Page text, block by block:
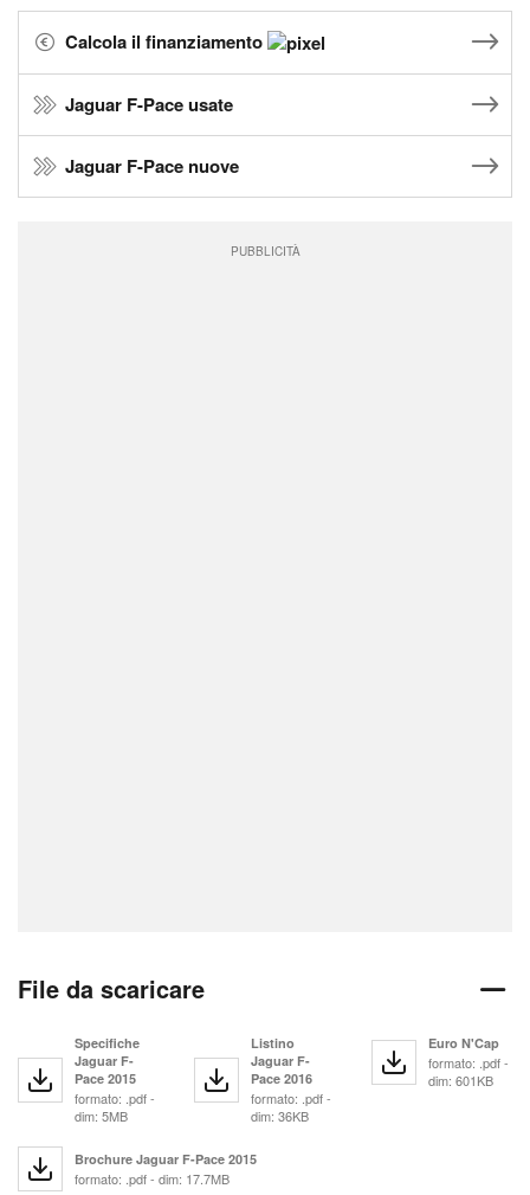
Calcola il finanziamento
Jaguar F-Pace usate
Jaguar F-Pace nuove
PUBBLICITÀ
File da scaricare
Specifiche
Jaguar F-
Pace 2015
formato: .pdf -
dim: 5MB
Listino
Jaguar F-
Pace 2016
formato: .pdf -
dim: 36KB
Euro N'Cap
formato: .pdf -
dim: 601KB
Brochure Jaguar F-Pace 2015
formato: .pdf - dim: 17.7MB